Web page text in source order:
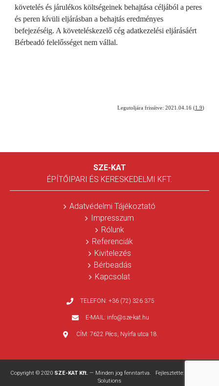
követelés és járulékos költségeinek behajtása céljából a peres
és peren kívüli eljárásban a behajtás eredményes
befejezéséig. A követeléskezelő cég adatkezelési eljárásáért
Bérbeadó felelősséget nem vállal.
Legutoljára frissítve: 2021.04.16 (1.9)
SZE-KAT
ÉPÍTŐIPARI ÉS KERESKEDELMI KFT.
Adatvédelmi Tájékoztató
Impresszum
Rólunk
Referenciák
Kivitelezés
Bérbeadás
Kapcsolat
TELEFON: +36 (72) 326 375
E-MAIL: info@sze-kat.hu
CÍM: 7622 Pécs, Nyírfa utca 18.
Copyright © 2020 SZE-KAT Kft. — Minden jog fenntartva. Fejlesztette:
Solutions